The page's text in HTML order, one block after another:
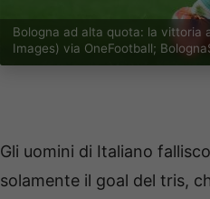
Bologna ad alta quota: la vittoria
Images) via OneFootball;
Gli uomini di Italiano
solamente il goal del tris,